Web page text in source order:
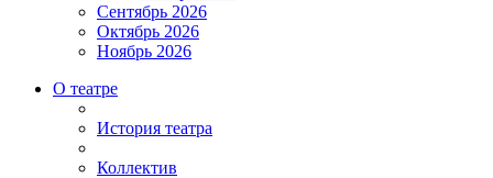
Сентябрь 2026
Октябрь 2026
Ноябрь 2026
О театре
История театра
Коллектив